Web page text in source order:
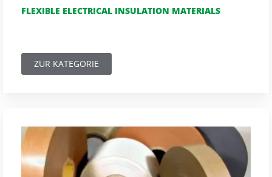
FLEXIBLE ELECTRICAL INSULATION MATERIALS
ZUR KATEGORIE